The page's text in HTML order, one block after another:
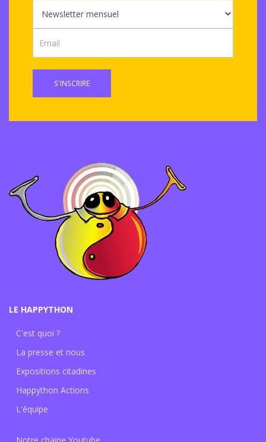
S'INSCRIRE
LE HAPPYTHON
C'est quoi ?
La presse et nous
Expositions citadines
Happython Actions
L'équipe